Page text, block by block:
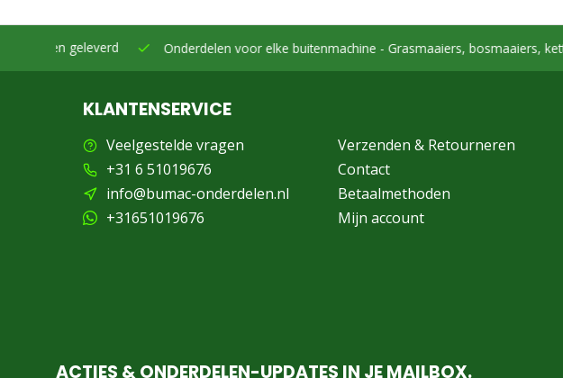
Onderdelen voor elke buitenmachine -Grasmaaiers, bosmaaiers, kettingzagen en
KLANTENSERVICE
Veelgestelde vragen
+31 6 51019676
info@bumac-onderdelen.nl
+31651019676
Verzenden & Retourneren
Contact
Betaalmethoden
Mijn account
ACTIES & ONDERDELEN-UPDATES IN JE MAILBOX.